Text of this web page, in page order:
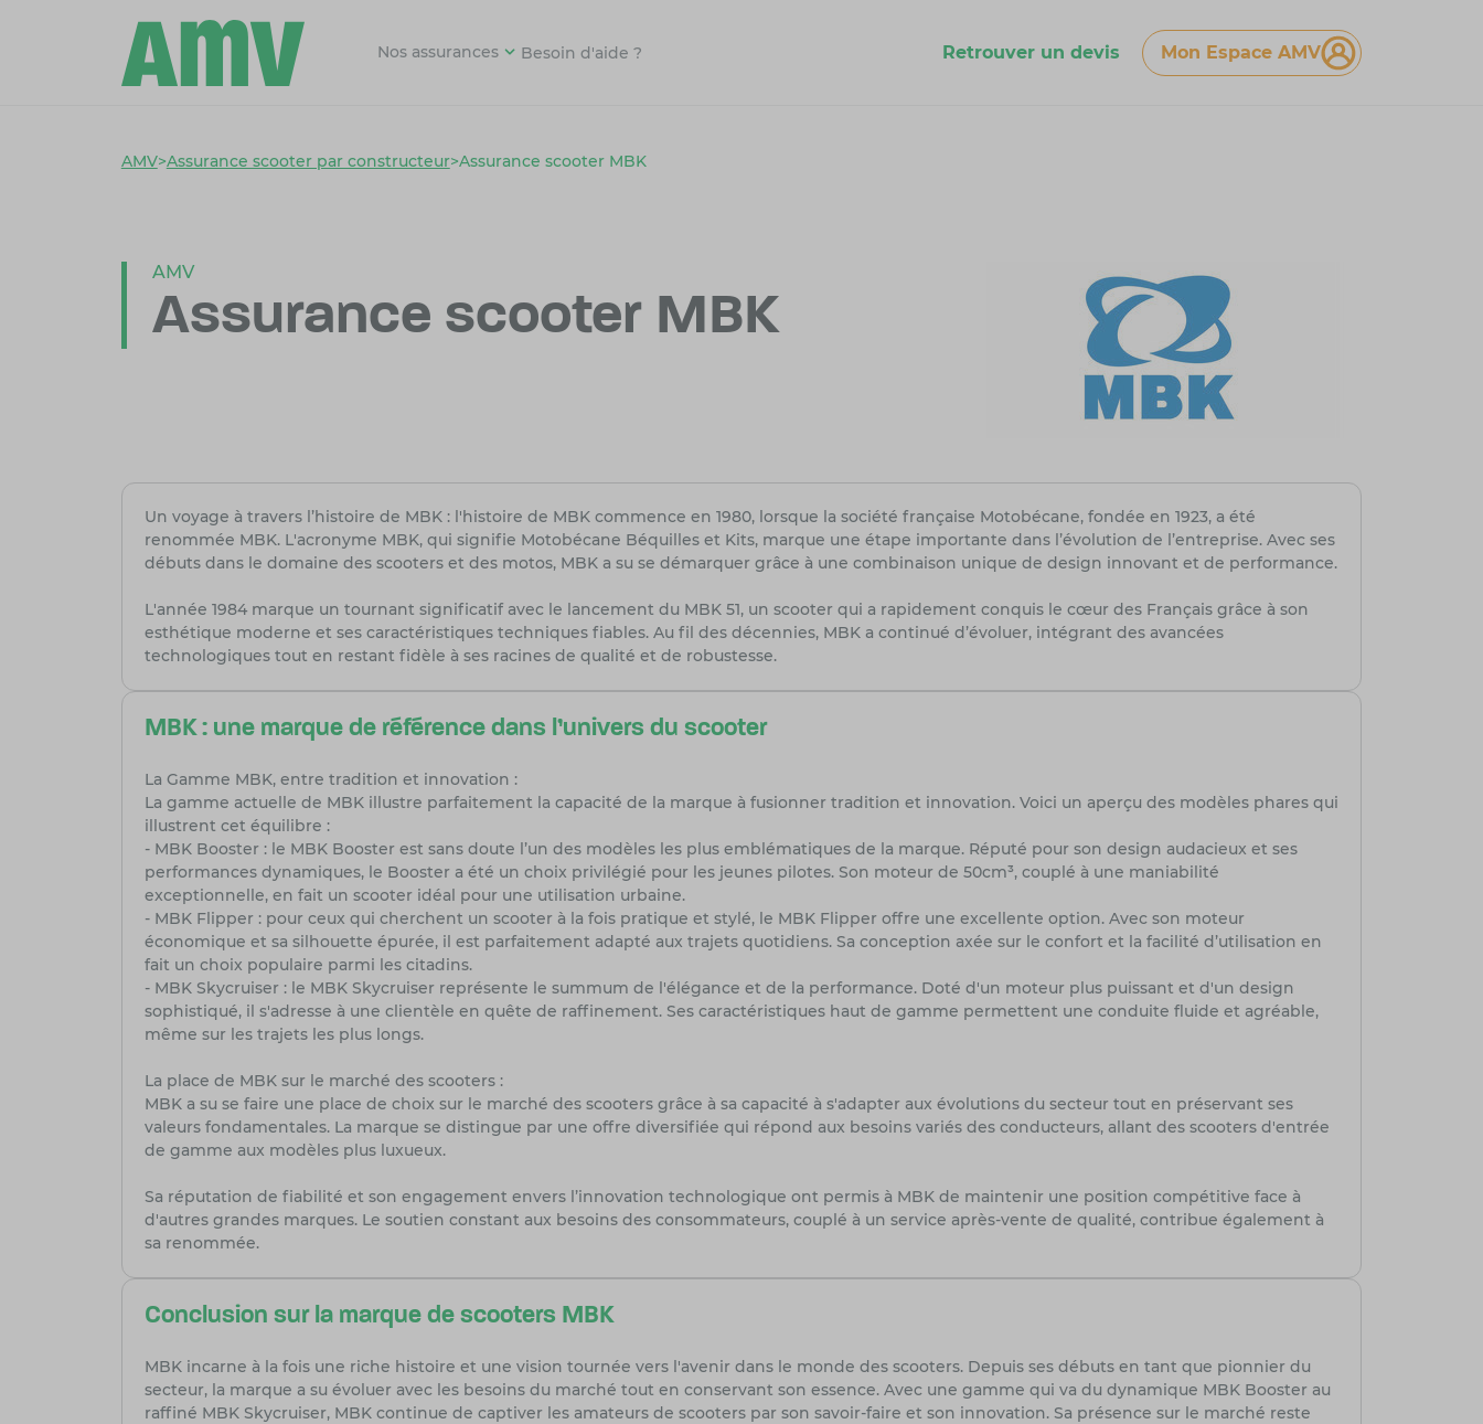
Nos assurances Besoin d'aide ? Retrouver un devis Mon Espace AMV
AMV>Assurance scooter par constructeur>Assurance scooter MBK
AMV
Assurance scooter MBK
Un voyage à travers l’histoire de MBK : l'histoire de MBK commence en 1980, lorsque la société française Motobécane, fondée en 1923, a été
renommée MBK. L'acronyme MBK, qui signifie Motobécane Béquilles et Kits, marque une étape importante dans l’évolution de l’entreprise. Avec ses
débuts dans le domaine des scooters et des motos, MBK a su se démarquer grâce à une combinaison unique de design innovant et de performance.
L'année 1984 marque un tournant significatif avec le lancement du MBK 51, un scooter qui a rapidement conquis le cœur des Français grâce à son
esthétique moderne et ses caractéristiques techniques fiables. Au fil des décennies, MBK a continué d’évoluer, intégrant des avancées
technologiques tout en restant fidèle à ses racines de qualité et de robustesse.
MBK : une marque de référence dans l’univers du scooter
La Gamme MBK, entre tradition et innovation :
La gamme actuelle de MBK illustre parfaitement la capacité de la marque à fusionner tradition et innovation. Voici un aperçu des modèles phares qui
illustrent cet équilibre :
- MBK Booster : le MBK Booster est sans doute l’un des modèles les plus emblématiques de la marque. Réputé pour son design audacieux et ses
performances dynamiques, le Booster a été un choix privilégié pour les jeunes pilotes. Son moteur de 50cm³, couplé à une maniabilité
exceptionnelle, en fait un scooter idéal pour une utilisation urbaine.
- MBK Flipper : pour ceux qui cherchent un scooter à la fois pratique et stylé, le MBK Flipper offre une excellente option. Avec son moteur
économique et sa silhouette épurée, il est parfaitement adapté aux trajets quotidiens. Sa conception axée sur le confort et la facilité d’utilisation en
fait un choix populaire parmi les citadins.
- MBK Skycruiser : le MBK Skycruiser représente le summum de l'élégance et de la performance. Doté d'un moteur plus puissant et d'un design
sophistiqué, il s'adresse à une clientèle en quête de raffinement. Ses caractéristiques haut de gamme permettent une conduite fluide et agréable,
même sur les trajets les plus longs.
La place de MBK sur le marché des scooters :
MBK a su se faire une place de choix sur le marché des scooters grâce à sa capacité à s'adapter aux évolutions du secteur tout en préservant ses
valeurs fondamentales. La marque se distingue par une offre diversifiée qui répond aux besoins variés des conducteurs, allant des scooters d'entrée
de gamme aux modèles plus luxueux.
Sa réputation de fiabilité et son engagement envers l’innovation technologique ont permis à MBK de maintenir une position compétitive face à
d'autres grandes marques. Le soutien constant aux besoins des consommateurs, couplé à un service après-vente de qualité, contribue également à
sa renommée.
Conclusion sur la marque de scooters MBK
MBK incarne à la fois une riche histoire et une vision tournée vers l'avenir dans le monde des scooters. Depuis ses débuts en tant que pionnier du
secteur, la marque a su évoluer avec les besoins du marché tout en conservant son essence. Avec une gamme qui va du dynamique MBK Booster au
raffiné MBK Skycruiser, MBK continue de captiver les amateurs de scooters par son savoir-faire et son innovation. Sa présence sur le marché reste